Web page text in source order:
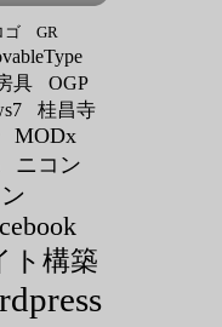
ゴ GR
具
OGP
桂昌寺
MODx
ニコン
ト構築